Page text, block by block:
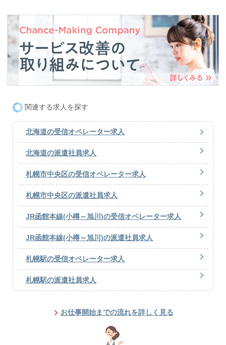
関連する求人を探す
北海道の受信オペレーター求人
北海道の派遣社員求人
札幌市中央区の受信オペレーター求人
札幌市中央区の派遣社員求人
JR函館本線(小樽～旭川)の受信オペレーター求人
JR函館本線(小樽～旭川)の派遣社員求人
札幌駅の受信オペレーター求人
札幌駅の派遣社員求人
お仕事開始までの流れを詳しく見る